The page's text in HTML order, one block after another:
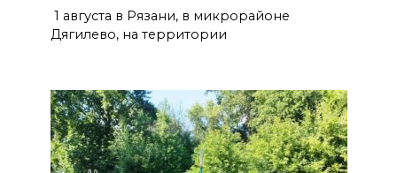
1 августа в Рязани, в микрорайоне
Дягилево, на территории